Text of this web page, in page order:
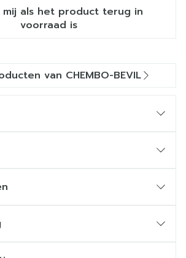
als het product terug in
voorraad is
van CHEMBO-BEVIL
de huid.